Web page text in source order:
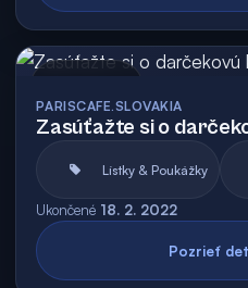
PARISCAFE.SLOVAKIA
Zasúťažte si o
Lístky & Poukážky
Ukončené 18. 2. 2022
Pozrieť